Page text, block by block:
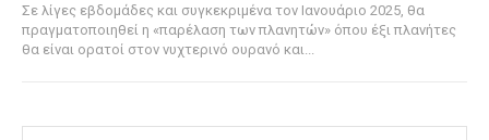
Σε λίγες εβδομάδες και συγκεκριμένα τον Ιανουάριο 2025, θα
πραγματοποιηθεί η «παρέλαση των πλανητών» όπου έξι πλανήτες
θα είναι ορατοί στον νυχτερινό ουρανό και...